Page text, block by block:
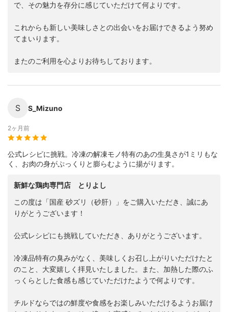
で、その魅力を存分に感じていただけて何よりです。
これからも新しい美味しさとの出会いをお届けできるよう努め
てまいります。
またのご利用を心よりお待ちしております。
S S_Mizuno
2ヶ月前
公式レシピに挑戦。冷凍の解凍モノ特有のあの生臭さが1ミリもな
く、お肉の身がぷっくりと膨らむように揚がります。
新鮮な鶏肉専門店 とりよし
この度は「国産 砂ズリ（砂肝）」をご購入いただき、誠にあ
りがとうございます！
公式レシピにも挑戦していただき、ありがとうございます。
冷凍品特有の臭みがなく、美味しくお召し上がりいただけたと
のこと、大変嬉しく拝見いたしました。また、加熱した際のふ
っくらとした食感も感じていただけたようで何よりです。
チルドならではの鮮度や食感をお楽しみいただけるようお届け